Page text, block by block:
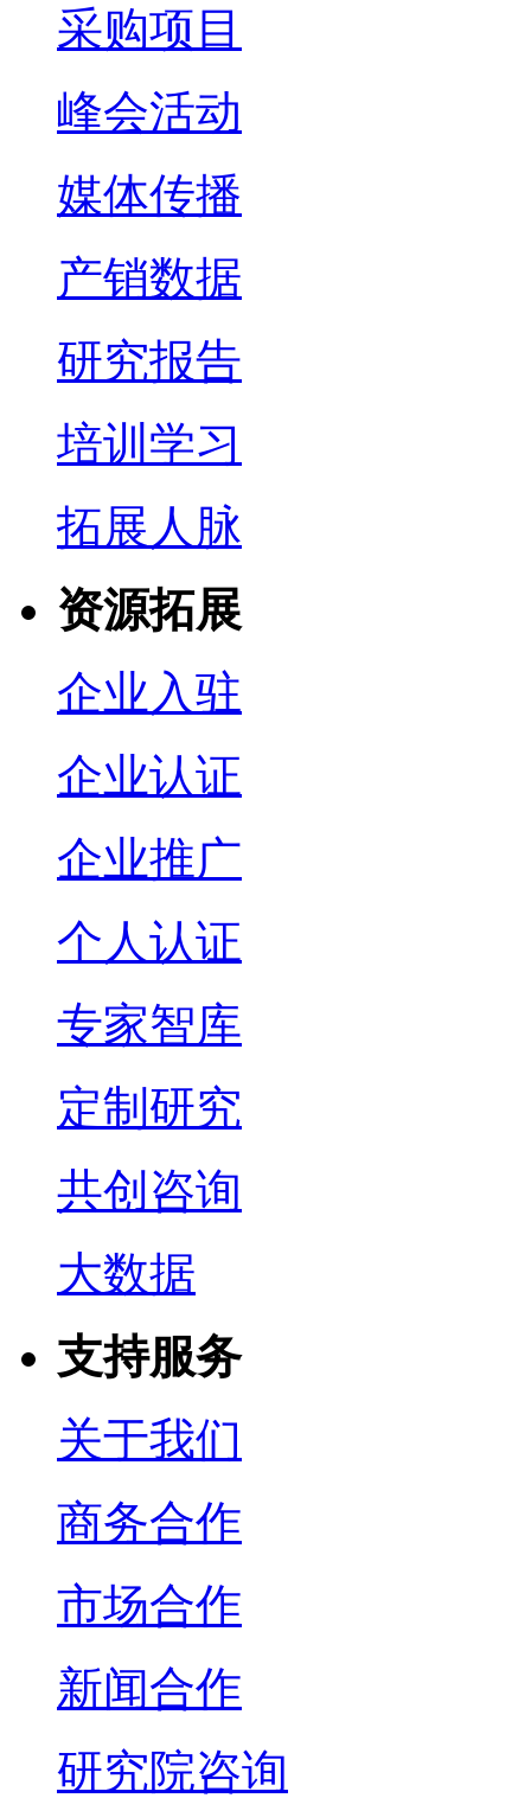
采购项目
峰会活动
媒体传播
产销数据
研究报告
培训学习
拓展人脉
资源拓展
企业入驻
企业认证
企业推广
个人认证
专家智库
定制研究
共创咨询
大数据
支持服务
关于我们
商务合作
市场合作
新闻合作
研究院咨询